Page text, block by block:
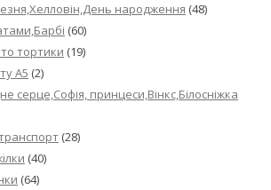
народження (48)
(60)
тортики (19)
А5 (2)
серце,Софія, принцеси,Вінкс,Білосніжка
(28)
(40)
(64)